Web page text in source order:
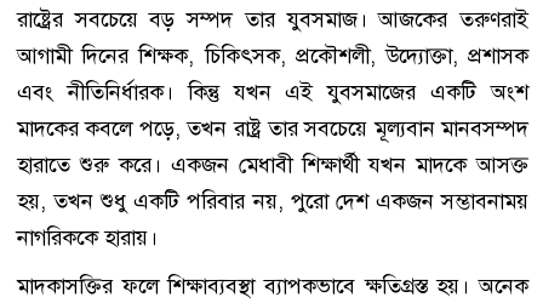
রাষ্ট্রের সবচেয়ে বড় সম্পদ তার যুবসমাজ। আজকের তরুণরাই
আগামী দিনের শিক্ষক, চিকিৎসক, প্রকৌশলী, উদ্যোক্তা, প্রশাসক
এবং নীতিনির্ধারক। কিন্তু যখন এই যুবসমাজের একটি অংশ
মাদকের কবলে পড়ে, তখন রাষ্ট্র তার সবচেয়ে মূল্যবান মানবসম্পদ
হারাতে শুরু করে। একজন মেধাবী শিক্ষার্থী যখন মাদকে আসক্ত
হয়, তখন শুধু একটি পরিবার নয়, পুরো দেশ একজন সম্ভাবনাময়
নাগরিককে হারায়।
মাদকাসক্তির ফলে শিক্ষাব্যবস্থা ব্যাপকভাবে ক্ষতিগ্রস্ত হয়। অনেক